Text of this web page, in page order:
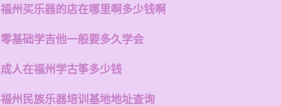
福州买乐器的店在哪里啊多少钱啊
零基础学吉他一般要多久学会
成人在福州学古筝多少钱
福州民族乐器培训基地地址查询